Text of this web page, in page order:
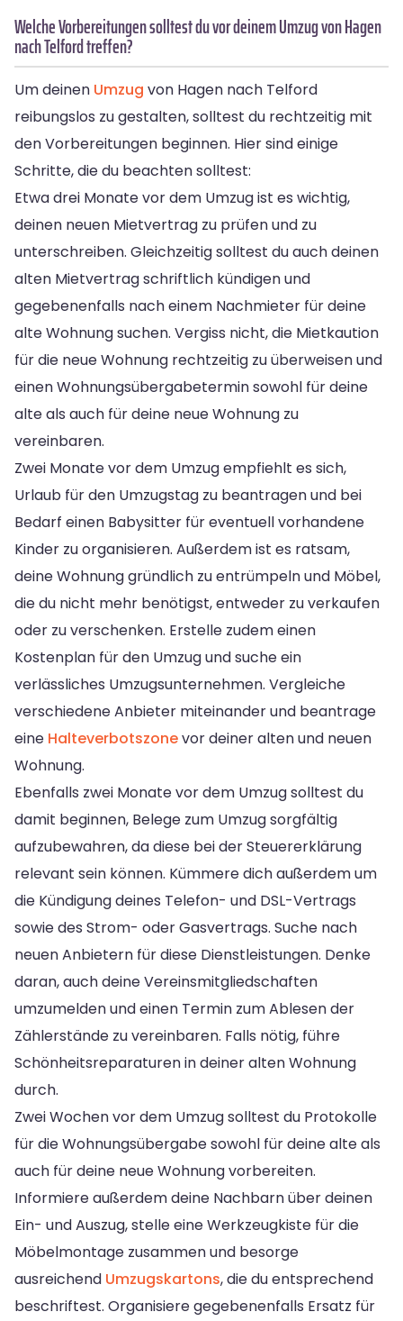
Welche Vorbereitungen solltest du vor deinem Umzug von Hagen
nach Telford treffen?
Um deinen Umzug von Hagen nach Telford
reibungslos zu gestalten, solltest du rechtzeitig mit
den Vorbereitungen beginnen. Hier sind einige
Schritte, die du beachten solltest:
Etwa drei Monate vor dem Umzug ist es wichtig,
deinen neuen Mietvertrag zu prüfen und zu
unterschreiben. Gleichzeitig solltest du auch deinen
alten Mietvertrag schriftlich kündigen und
gegebenenfalls nach einem Nachmieter für deine
alte Wohnung suchen. Vergiss nicht, die Mietkaution
für die neue Wohnung rechtzeitig zu überweisen und
einen Wohnungsübergabetermin sowohl für deine
alte als auch für deine neue Wohnung zu
vereinbaren.
Zwei Monate vor dem Umzug empfiehlt es sich,
Urlaub für den Umzugstag zu beantragen und bei
Bedarf einen Babysitter für eventuell vorhandene
Kinder zu organisieren. Außerdem ist es ratsam,
deine Wohnung gründlich zu entrümpeln und Möbel,
die du nicht mehr benötigst, entweder zu verkaufen
oder zu verschenken. Erstelle zudem einen
Kostenplan für den Umzug und suche ein
verlässliches Umzugsunternehmen. Vergleiche
verschiedene Anbieter miteinander und beantrage
eine Halteverbotszonevor deiner alten und neuen
Wohnung.
Ebenfalls zwei Monate vor dem Umzug solltest du
damit beginnen, Belege zum Umzug sorgfältig
aufzubewahren, da diese bei der Steuererklärung
relevant sein können. Kümmere dich außerdem um
die Kündigung deines Telefon- und DSL-Vertrags
sowie des Strom- oder Gasvertrags. Suche nach
neuen Anbietern für diese Dienstleistungen. Denke
daran, auch deine Vereinsmitgliedschaften
umzumelden und einen Termin zum Ablesen der
Zählerstände zu vereinbaren. Falls nötig, führe
Schönheitsreparaturen in deiner alten Wohnung
durch.
Zwei Wochen vor dem Umzug solltest du Protokolle
für die Wohnungsübergabe sowohl für deine alte als
auch für deine neue Wohnung vorbereiten.
Informiere außerdem deine Nachbarn über deinen
Ein- und Auszug, stelle eine Werkzeugkiste für die
Möbelmontage zusammen und besorge
ausreichend Umzugskartons, die du entsprechend
beschriftest. Organisiere gegebenenfalls Ersatz für